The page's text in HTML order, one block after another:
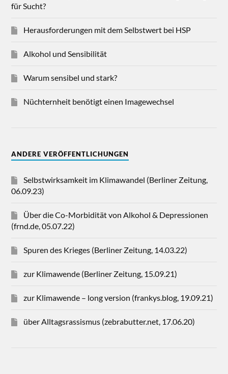
für Sucht?
Herausforderungen mit dem Selbstwert bei HSP
Alkohol und Sensibilität
Warum sensibel und stark?
Nüchternheit benötigt einen Imagewechsel
ANDERE VERÖFFENTLICHUNGEN
Selbstwirksamkeit im Klimawandel (Berliner Zeitung,
06.09.23)
Über die Co-Morbidität von Alkohol & Depressionen
(frnd.de, 05.07.22)
Spuren des Krieges (Berliner Zeitung, 14.03.22)
zur Klimawende (Berliner Zeitung, 15.09.21)
zur Klimawende – long version (frankys.blog, 19.09.21)
über Alltagsrassismus (zebrabutter.net, 17.06.20)